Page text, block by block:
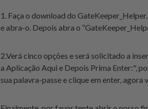
1. Faça o download do
e abra-o. Depois abra o
2.Verá cinco opções e será solicitado a
a Aplicação Aqui e Depois Prima Enter:",
sua palavra-passe e clique em enter,